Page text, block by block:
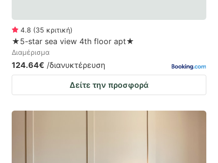
4.8 (35 κριτική)
★5-star sea view 4th floor apt★
Διαμέρισμα
124.64€ /διανυκτέρευση
Δείτε την προσφορά